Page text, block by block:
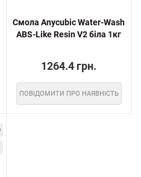
Смола Anycubic Water-Wash
ABS-Like Resin V2 біла 1кг
1264.4 грн.
ПОВІДОМИТИ ПРО НАЯВНІСТЬ